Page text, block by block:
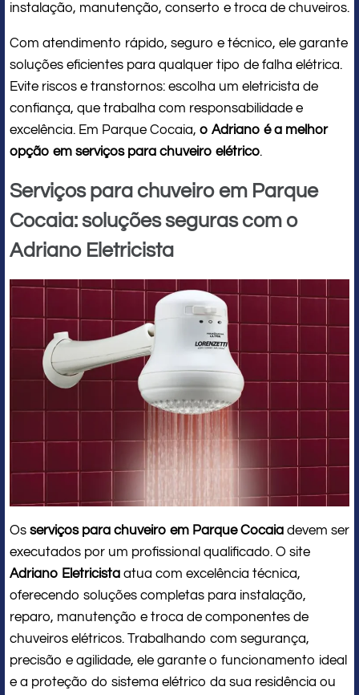
instalação, manutenção, conserto e troca de chuveiros.
Com atendimento rápido, seguro e técnico, ele garante
soluções eficientes para qualquer tipo de falha elétrica.
Evite riscos e transtornos: escolha um eletricista de
confiança, que trabalha com responsabilidade e
excelência. Em Parque Cocaia, o Adriano é a melhor
opção em serviços para chuveiro elétrico.
Serviços para chuveiro em Parque
Cocaia: soluções seguras com o
Adriano Eletricista
Os serviços para chuveiro em Parque Cocaia devem ser
executados por um profissional qualificado. O site
Adriano Eletricista atua com excelência técnica,
oferecendo soluções completas para instalação,
reparo, manutenção e troca de componentes de
chuveiros elétricos. Trabalhando com segurança,
precisão e agilidade, ele garante o funcionamento ideal
e a proteção do sistema elétrico da sua residência ou